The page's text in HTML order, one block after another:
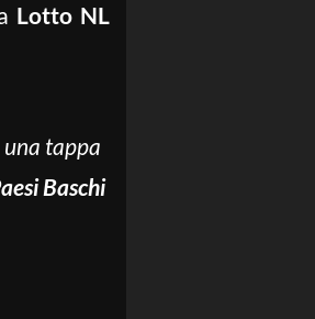
Lotto NL
una tappa
Baschi